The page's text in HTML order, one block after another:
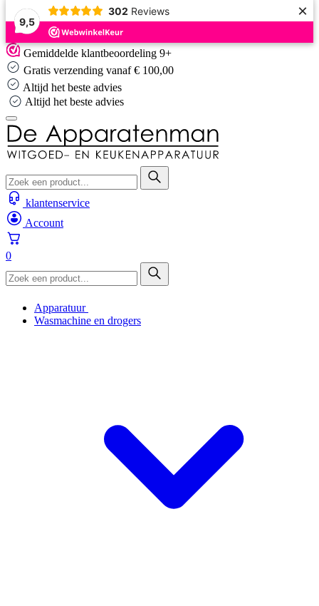
9,5
302 Reviews ×
Skip
to
content
Gemiddelde klantbeoordeling 9+
Gratis verzending vanaf € 100,00
Altijd het beste advies
Altijd het beste advies
klantenservice
Account
0
Apparatuur
Wasmachine en drogers